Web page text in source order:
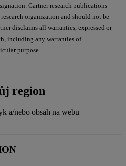
Gartner research publications
organization and should not be
disclaims all warranties, expressed or
including any warranties of
purpose.
region
a/nebo obsah na webu